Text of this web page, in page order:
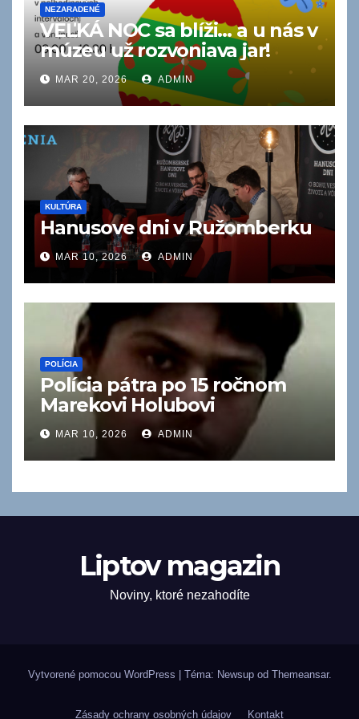
NEZARADENÉ
VEĽKÁ NOC sa blíži… a u nás v
múzeu už rozvoniava jar!
MAR 20, 2026 ADMIN
KULTÚRA
Hanusove dni v Ružomberku
MAR 10, 2026 ADMIN
POLÍCIA
Polícia pátra po 15 ročnom
Marekovi Holubovi
MAR 10, 2026 ADMIN
Liptov magazin
Noviny, ktoré nezahodíte
Vytvorené pomocou WordPress | Téma: Newsup od Themeansar.
Zásady ochrany osobných údajov Kontakt